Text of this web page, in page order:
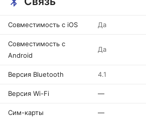
Совместимость с iOS Да
Совместимость с
Android
Да
Версия Bluetooth 4.1
Версия Wi-Fi —
Сим-карты —